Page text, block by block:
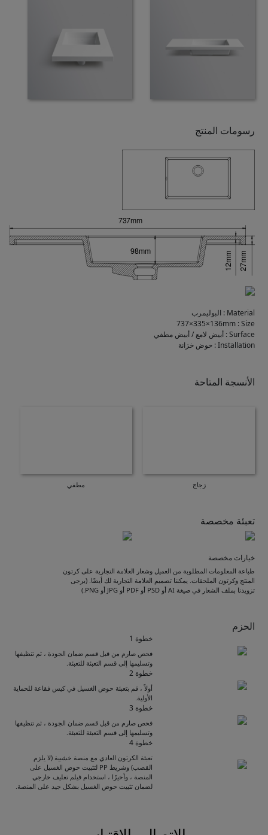
رسومات المنتج
Material
: البوليمرب
Size
:
737×335×136mm
Surface
: أبيض لامع / أبيض مطفي
Installation
: حوض خزانة
الأنسجة المتاحة
زجاج مطفي
تعبئة مخصصة
خيارات مخصصة
طباعة المعلومات المطلوبة من العميل وشعار العلامة التجارية على كرتون
المنتج وكرتون الملحقات. يمكننا تصميم العلامة التجارية لك أيضًا. (يرجى
تزويدنا بملف الشعار في صيغة AI أو PSD أو PDF أو JPG أو PNG.)
الحزم
خطوة 1
فحص صارم من قبل قسم ضمان الجودة ، ثم تنظيفها
وتسليمها إلى قسم التعبئة للتعبئة.
خطوة 2
أولاً ، قم بتعبئة حوض الغسيل في كيس فقاعة للحماية
الأولية.
خطوة 3
فحص صارم من قبل قسم ضمان الجودة ، ثم تنظيفها
وتسليمها إلى قسم التعبئة للتعبئة.
خطوة 4
تعبئة الكرتون العادي مع منصة خشبية (لا يلزم
القصب) وشريط PP لتثبيت حوض الغسيل على
المنصة ، وأخيرًا ، استخدام فيلم تغليف خارجي
لضمان تثبيت حوض الغسيل بشكل جيد على المنصة.
Get Catalogue
Please leave your contact information,the
catalogue will be sent to your mailbox